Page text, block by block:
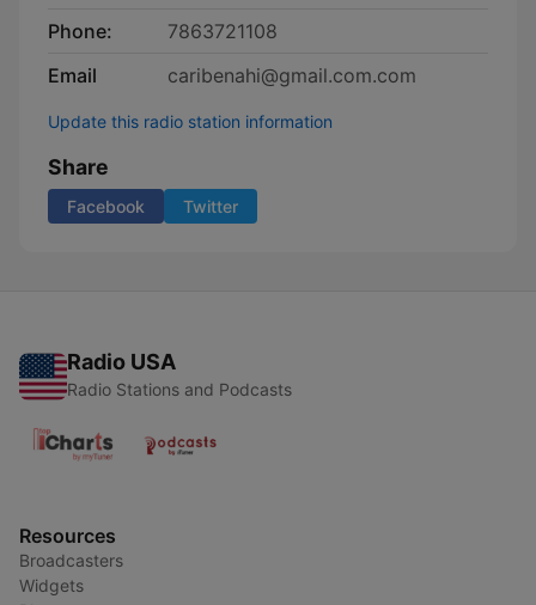
Phone:
7863721108
Email
caribenahi@gmail.com.com
Update this radio station information
Share
Facebook Twitter
Radio USA
Radio Stations and Podcasts
Resources
Broadcasters
Widgets